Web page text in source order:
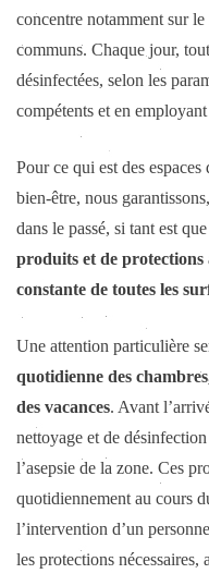
concentre notamment sur le
communs. Chaque jour,
désinfectées, selon les
compétents et en
Pour ce qui est des
bien-être, nous
dans le passé, si tant est
produits et de protections
constante de toutes les
Une attention particulière
quotidienne des
des vacances. Avant
nettoyage et de
l’asepsie de la zone. Ces
quotidiennement au cours
l’intervention d’un
les protections